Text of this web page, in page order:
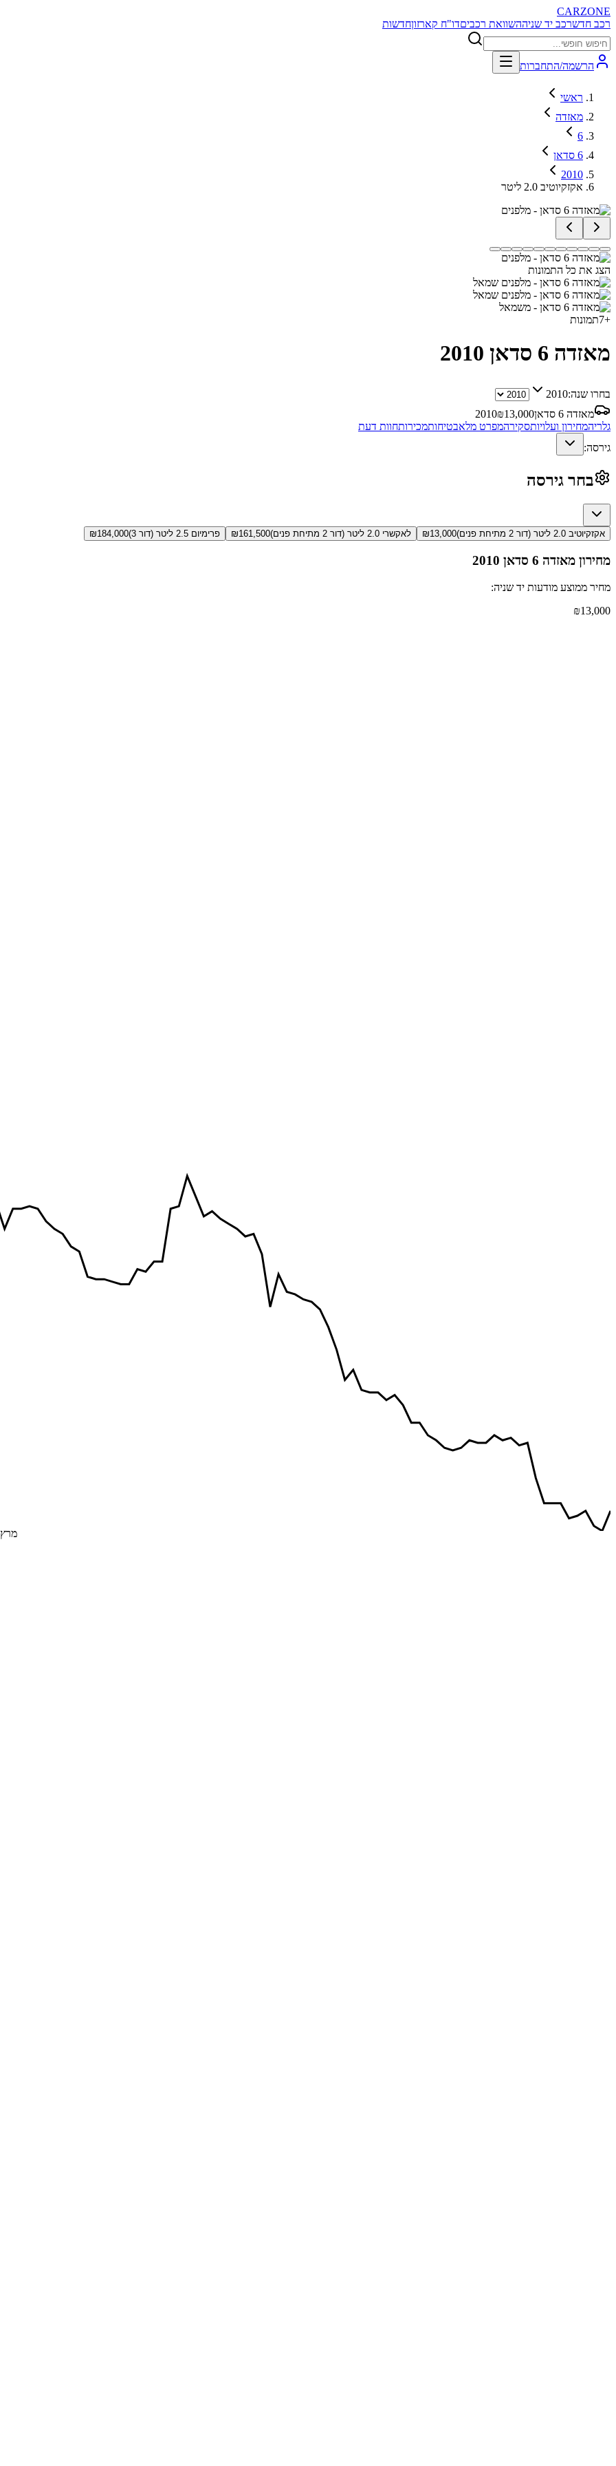
CARZONE
רכב חדשרכב יד שניההשוואת רכביםדו"ח קארזוןחדשות
הרשמה/התחברות
ראשי
מאזדה
6
6 סדאן
2010
אקזקיוטיב 2.0 ליטר
הצג את כל התמונות
+
7תמונות
מאזדה 6 סדאן 2010
בחרו שנה:2010
מאזדה 6 סדאן
2010₪13,000
גלריהמחירון ועלויותסקירהמפרט מלאבטיחותמכירותחוות דעת
גירסה:
בחר גירסה
אקזקיוטיב 2.0 ליטר (דור 2 מתיחת פנים) ₪13,000 לאקשרי 2.0 ליטר (דור 2 מתיחת פנים) ₪161,500 פרימיום 2.5 ליטר (דור 3) ₪184,000
מחירון מאזדה 6 סדאן 2010
מחיר ממוצע מודעות יד שניה:
₪13,000
מרץ